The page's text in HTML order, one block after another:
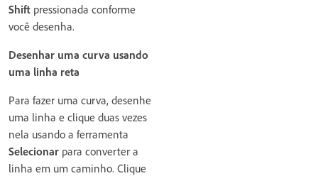
Shift pressionada conforme
você desenha.
Desenhar uma curva usando
uma linha reta
Para fazer uma curva, desenhe
uma linha e clique duas vezes
nela usando a ferramenta
Selecionar para converter a
linha em um caminho. Clique